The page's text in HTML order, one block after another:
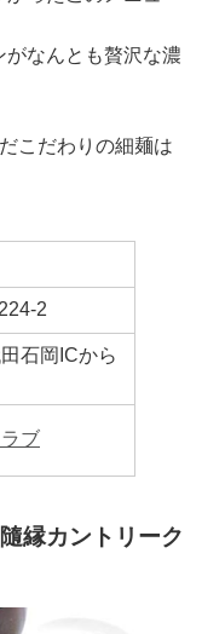
がなんとも贅沢な濃
こだわりの細麺は
2
石岡ICから
ブ
縁カントリーク